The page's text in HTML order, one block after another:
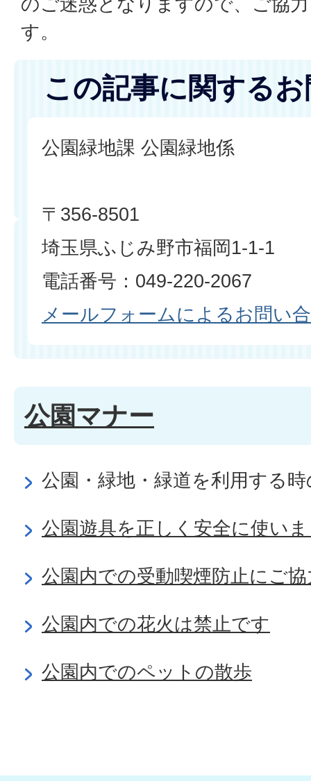
す。
この記事に関する
公園緑地課 公園緑地係
〒356-8501
埼玉県ふじみ野市福岡1-1-1
電話番号：049-220-2067
メールフォームによるお問い
公園マナー
公園・緑地・緑道を利用する
公園遊具を正しく安全に使い
公園内での受動喫煙防止にご
公園内での花火は禁止です
公園内でのペットの散歩